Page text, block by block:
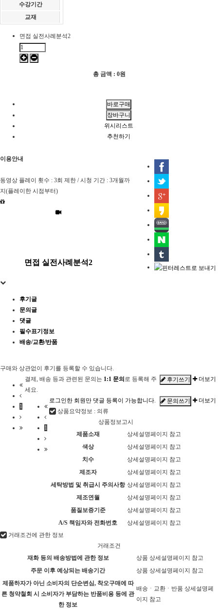
수강기간
교재
면접 실전사례분석2
총 금액 : 0원
위시리스트
추천하기
이용안내
동영상 플레이 횟수 : 3회 제한 / 시청 기간 : 3개월까
지(플레이한 시점부터)
면접 실전사례분석2
후기글
문의글
댓글
필수표기정보
배송/교환/반품
구매와 상관없이 후기를 등록할 수 있습니다.
1
후기쓰기 더보기
결제, 배송 등과 관련된 문의는 1:1 문의 로 등록해 주
세요.
1
문의쓰기 더보기
로그인한 회원만 댓글 등록이 가능합니다.
상품요약정보 : 의류
상품정보고시
제품소재
상세설명페이지 참고
색상
상세설명페이지 참고
치수
상세설명페이지 참고
제조자
상세설명페이지 참고
세탁방법 및 취급시 주의사항 상세설명페이지 참고
제조연월
상세설명페이지 참고
품질보증기준
상세설명페이지 참고
A/S 책임자와 전화번호
상세설명페이지 참고
거래조건에 관한 정보
거래조건
재화 등의 배송방법에 관한 정보
상품 상세설명페이지 참고
주문 이후 예상되는 배송기간
상품 상세설명페이지 참고
제품하자가 아닌 소비자의 단순변심, 착오구매에 따
른 청약철회 시 소비자가 부담하는 반품비용 등에 관
한 정보
배송ㆍ교환ㆍ반품 상세설명페
이지 참고